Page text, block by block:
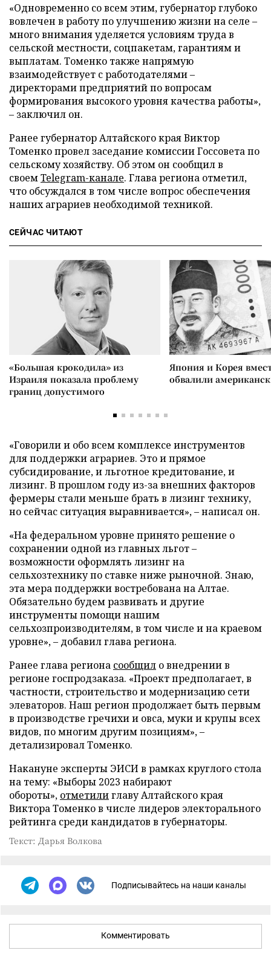
«Одновременно со всем этим, губернатор глубоко
вовлечен в работу по улучшению жизни на селе –
много внимания уделяется условиям труда в
сельской местности, соцпакетам, гарантиям и
выплатам. Томенко также напрямую
взаимодействует с работодателями –
директорами предприятий по вопросам
формирования высокого уровня качества работы»,
– заключил он.
Ранее губернатор Алтайского края Виктор
Томенко провел заседание комиссии Госсовета по
сельскому хозяйству. Об этом он сообщил в
своемTelegram-канале. Глава региона отметил,
что обсуждался в том числе вопрос обеспечения
наших аграриев необходимой техникой.
СЕЙЧАС ЧИТАЮТ
«Большая крокодила» из
Израиля показала проблему
границ допустимого
Япония и Корея
обвалили
«Говорили и обо всем комплексе инструментов
для поддержки аграриев. Это и прямое
субсидирование, и льготное кредитование, и
лизинг. В прошлом году из-за внешних факторов
фермеры стали меньше брать в лизинг технику,
но сейчас ситуация выравнивается», – написал он.
«На федеральном уровне принято решение о
сохранении одной из главных льгот –
возможности оформлять лизинг на
сельхозтехнику по ставке ниже рыночной. Знаю,
эта мера поддержки востребована на Алтае.
Обязательно будем развивать и другие
инструменты помощи нашим
сельхозпроизводителям, в том числе и на краевом
уровне», – добавил глава региона.
Ранее глава региона сообщил о внедрении в
регионе госпродзаказа. «Проект предполагает, в
частности, строительство и модернизацию сети
элеваторов. Наш регион продолжает быть первым
в производстве гречихи и овса, муки и крупы всех
видов, по многим другим позициям», –
детализировал Томенко.
Накануне эксперты ЭИСИ в рамках круглого стола
на тему: «Выборы 2023 набирают
обороты», отметилиглаву Алтайского края
Виктора Томенко в числе лидеров электорального
рейтинга среди кандидатов в губернаторы.
Текст: Дарья Волкова
Подписывайтесь на наши каналы
Комментировать